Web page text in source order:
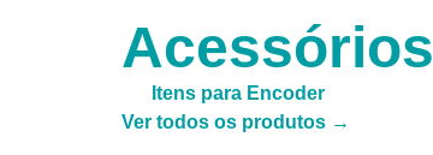
Acessórios
Itens para Encoder
Ver todos os produtos →